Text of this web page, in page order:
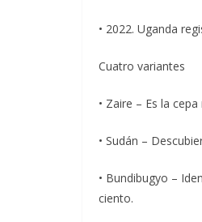
• 2022. Uganda
Cuatro variantes
• Zaire – Es la
• Sudán –
• Bundibugyo –
ciento.